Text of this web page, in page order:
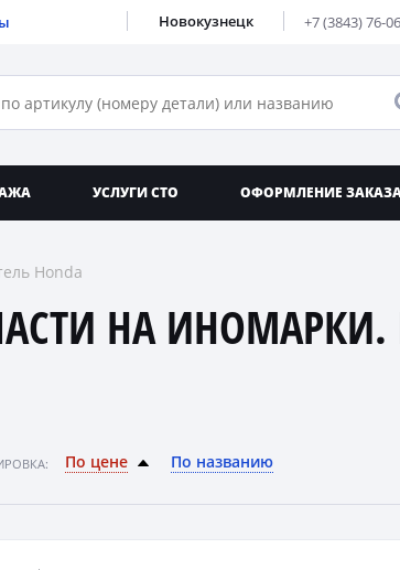
Новокузнецк +7 (3843) 76-
УСЛУГИ СТО ОФОРМЛЕНИЕ
Honda
НА
По цене По названию